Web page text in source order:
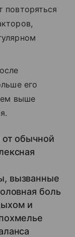
повторяться
его
выше
от обычной
вызванные
боль
и